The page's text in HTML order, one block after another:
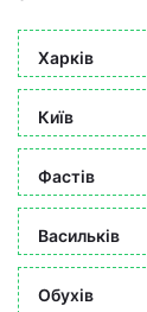
Харків
Київ
Фастів
Васильків
Обухів